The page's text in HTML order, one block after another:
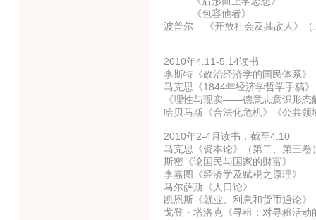
《包容他者》
波普尔 《开放社会及其敌人》（
2010年4.11-5.14读书
李斯特《政治经济学的国民体系》
马克思《1844年经济学哲学手稿
《理性与现实——德意志意识形态
哈贝马斯《合法化危机》《公共
2010年2-4月读书，截至4.10
马克思《资本论》（第二、第三卷
斯密《论国民与国家的财富》
李嘉图《经济学及赋税之原理》
马尔萨斯《人口论》
凯恩斯《就业、利息和货币通论》
戈登・塔洛克《寻租：对寻租活动